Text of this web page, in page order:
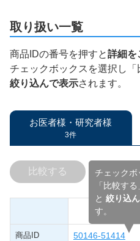
取り扱い一覧
商品IDの番号を押すと詳細を
チェックボックスを選択し
絞り込んで表示されます。
お医者様・研究者様
3件
チェックボ
「比較す
と 絞り込
す。
比較する
商品ID 50146-51414